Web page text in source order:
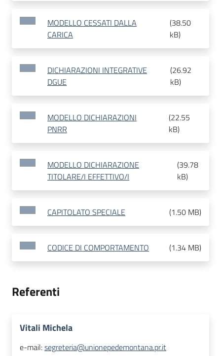
MODELLO CESSATI DALLA
CARICA
(38.50
kB)
DICHIARAZIONI INTEGRATIVE
DGUE
(26.92
kB)
MODELLO DICHIARAZIONI
PNRR
(22.55
kB)
MODELLO DICHIARAZIONE
TITOLARE/I EFFETTIVO/I
(39.78
kB)
CAPITOLATO SPECIALE (1.50 MB)
CODICE DI COMPORTAMENTO (1.34 MB)
Referenti
Vitali Michela
e-mail:segreteria@unionepedemontana.pr.it